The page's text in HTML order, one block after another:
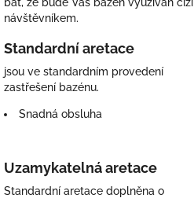
návštěvníkem.
Standardní aretace
jsou ve standardním provedení
zastřešení bazénu.
Snadná obsluha
Uzamykatelná aretace
Standardní aretace doplněna o